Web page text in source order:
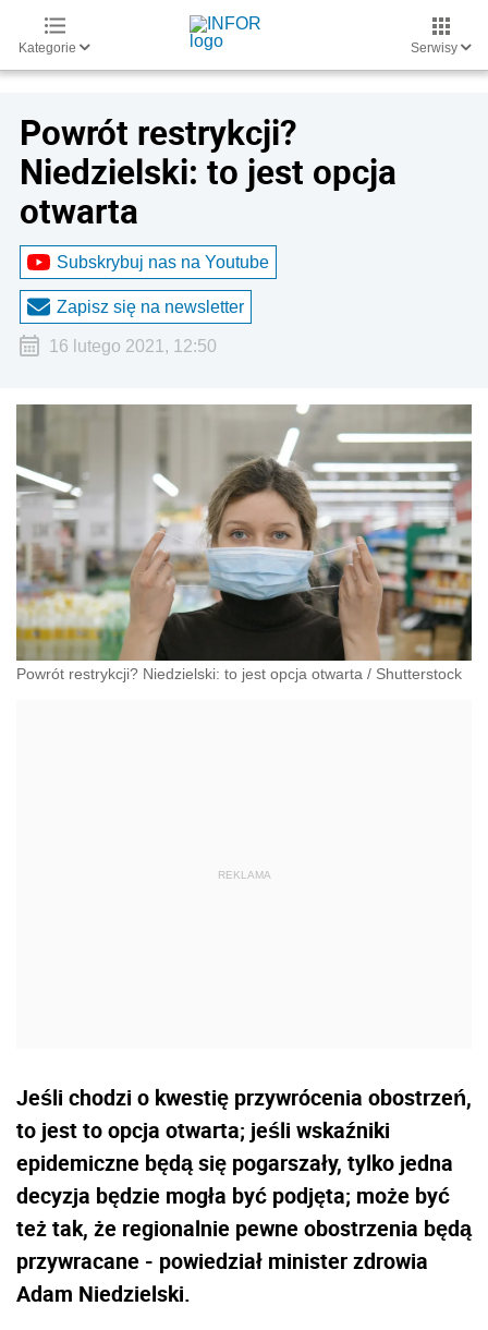
Kategorie Serwisy
Powrót restrykcji?
Niedzielski: to jest opcja
otwarta
Subskrybuj nas na Youtube
Zapisz się na newsletter
16 lutego 2021, 12:50
Powrót restrykcji? Niedzielski: to jest opcja otwarta / Shutterstock
Jeśli chodzi o kwestię przywrócenia obostrzeń,
to jest to opcja otwarta; jeśli wskaźniki
epidemiczne będą się pogarszały, tylko jedna
decyzja będzie mogła być podjęta; może być
też tak, że regionalnie pewne obostrzenia będą
przywracane - powiedział minister zdrowia
Adam Niedzielski.